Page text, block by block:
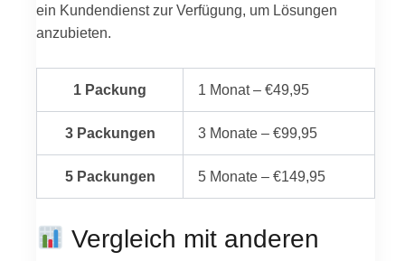
ein Kundendienst zur Verfügung, um Lösungen
anzubieten.
1 Packung 1 Monat – €49,95
3 Packungen 3 Monate – €99,95
5 Packungen 5 Monate – €149,95
Vergleich mit anderen